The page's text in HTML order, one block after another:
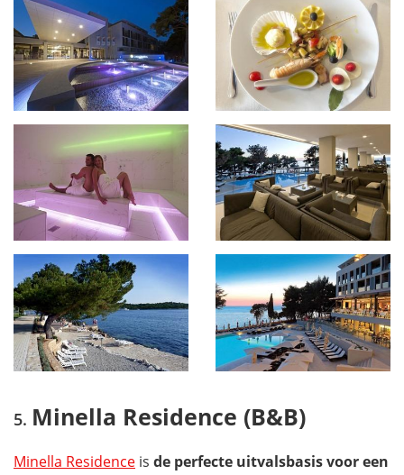
Minella Residence (B&B)
Minella Residence is de perfecte uitvalsbasis voor een